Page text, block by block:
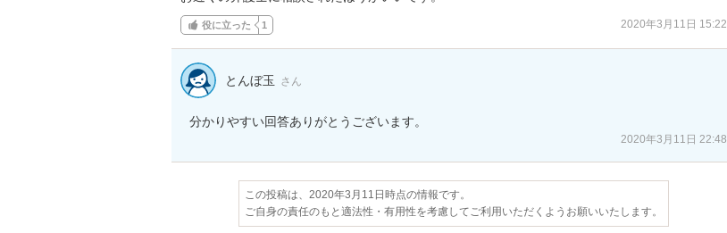
役に立った 1 2020年3月11日 15:22
とんぼ玉 さん
分かりやすい回答ありがとうございます。
2020年3月11日 22:48
この投稿は、2020年3月11日時点の情報です。
ご自身の責任のもと適法性・有用性を考慮してご利用いただくようお願いいたします。